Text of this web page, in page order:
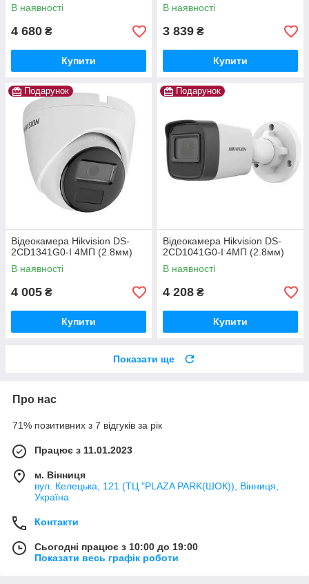
В наявності
4 680 ₴
Купити
В наявності
3 839 ₴
Купити
Подарунок
Відеокамера Hikvision DS-
2CD1341G0-I 4МП (2.8мм)
В наявності
4 005 ₴
Купити
Подарунок
Відеокамера Hikvision DS-
2CD1041G0-I 4МП (2.8мм)
В наявності
4 208 ₴
Купити
Показати ще
Про нас
71% позитивних з 7 відгуків за рік
Працює з 11.01.2023
м. Вінниця
вул. Келецька, 121 (ТЦ "PLAZA PARK(ШОК)), Вінниця,
Україна
Контакти
Сьогодні працює з 10:00 до 19:00
Показати весь графік роботи